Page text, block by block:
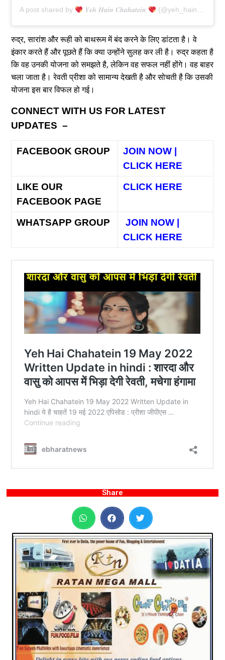
A post shared by 𝒀𝒆𝒉 𝑯𝒂𝒊𝒏 𝑪𝒉𝒂𝒉𝒂𝒕𝒆𝒊𝒏 (@yeh_hain_chahatein_)
रुद्र, सारांश और रूही को बाथरूम में बंद करने के लिए डांटता है। वे
इंकार करते हैं और पूछते हैं कि क्या उन्होंने सुलह कर ली है। रुद्र कहता है
कि वह उनकी योजना को समझते है, लेकिन वह सफल नहीं होंगे। वह बाहर
चला जाता है। रेवती प्रीशा को सामान्य देखती है और सोचती है कि उसकी
योजना इस बार विफल हो गई।
CONNECT WITH US FOR LATEST
UPDATES –
FACEBOOK GROUP
JOIN NOW |
CLICK HERE
LIKE OUR
FACEBOOK PAGE
CLICK HERE
WHATSAPP GROUP
JOIN NOW |
CLICK HERE
Share